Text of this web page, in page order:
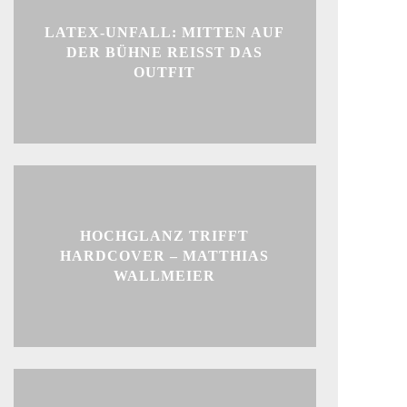
LATEX-UNFALL: MITTEN AUF
DER BÜHNE REISST DAS O
UTFIT
HOCHGLANZ TRIFFT
HARDCOVER – MATTHIAS
WALLMEIER